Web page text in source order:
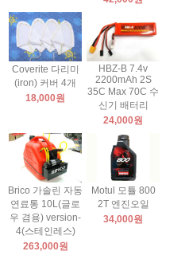
Coverite 다리미
(iron) 커버 4개
18,000원
HBZ-B 7.4v
2200mAh 2S
35C Max 70C 수
신기 배터리
24,000원
Brico 가솔린 자동
연료통 10L(글로
우 겸용) version-
4(스테인레스)
263,000원
Motul 모튤 800
2T 엔진오일
34,000원